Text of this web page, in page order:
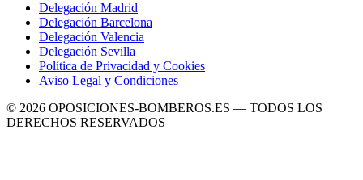
Delegación Madrid
Delegación Barcelona
Delegación Valencia
Delegación Sevilla
Política de Privacidad y Cookies
Aviso Legal y Condiciones
© 2026 OPOSICIONES-BOMBEROS.ES — TODOS LOS
DERECHOS RESERVADOS